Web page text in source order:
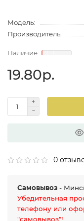
Модель:
Производитель:
19.80р.
0
Самовывоз -
Убедительная
телефону или
"самовывоз"!